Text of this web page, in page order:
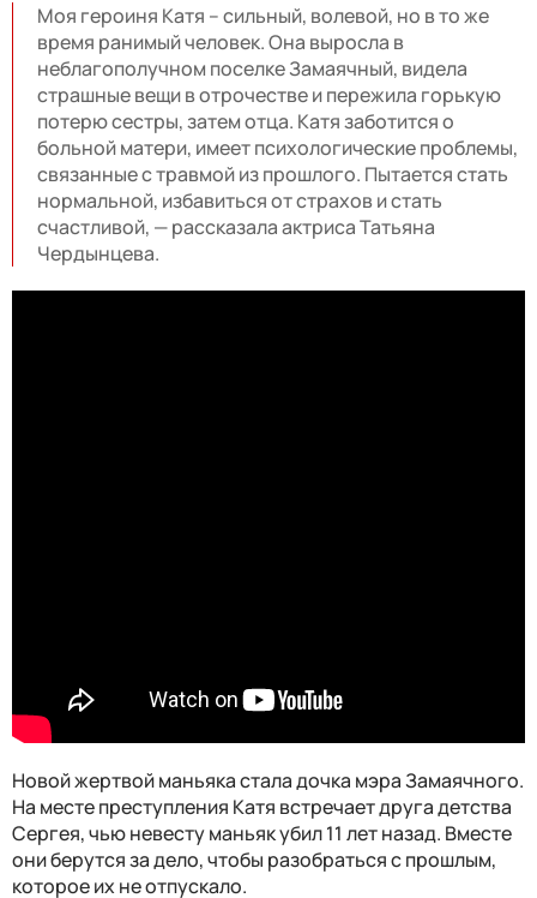
Моя героиня Катя – сильный, волевой, но в то же
время ранимый человек. Она выросла в
неблагополучном поселке Замаячный, видела
страшные вещи в отрочестве и пережила горькую
потерю сестры, затем отца. Катя заботится о
больной матери, имеет психологические проблемы,
связанные с травмой из прошлого. Пытается стать
нормальной, избавиться от страхов и стать
счастливой, — рассказала актриса Татьяна
Чердынцева.
Новой жертвой маньяка стала дочка мэра Замаячного.
На месте преступления Катя встречает друга детства
Сергея, чью невесту маньяк убил 11 лет назад. Вместе
они берутся за дело, чтобы разобраться с прошлым,
которое их не отпускало.